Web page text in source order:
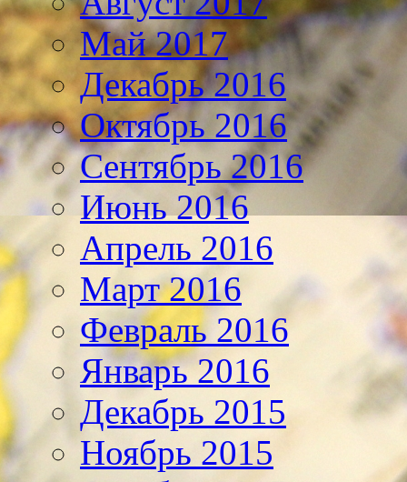
Май 2017
Декабрь 2016
Октябрь 2016
Сентябрь 2016
Июнь 2016
Апрель 2016
Март 2016
Февраль 2016
Январь 2016
Декабрь 2015
Ноябрь 2015